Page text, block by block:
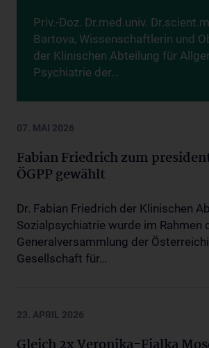
Priv.-Doz. Dr.med.univ.
Bartova, Wissenschaftlerin und
der Klinischen Abteilung für
Psychiatrie der…
07. MAI 2026
Fabian Friedrich zum
ÖGPP gewählt
Dr. Fabian Friedrich der Klinischen
Sozialpsychiatrie wurde im Rahmen
Generalversammlung der
Gesellschaft für…
23. APRIL 2026